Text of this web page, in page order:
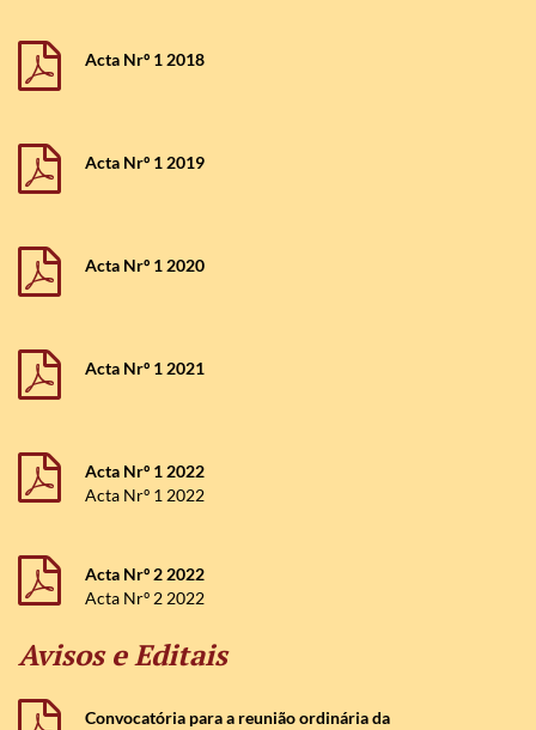
Acta Nrº 1 2018
Acta Nrº 1 2019
Acta Nrº 1 2020
Acta Nrº 1 2021
Acta Nrº 1 2022
Acta Nrº 1 2022
Acta Nrº 2 2022
Acta Nrº 2 2022
Avisos e Editais
Convocatória para a reunião ordinária da